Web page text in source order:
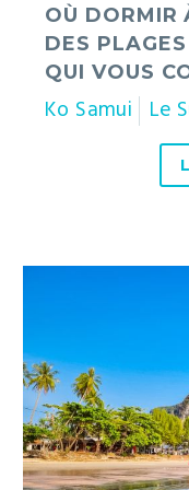
qui
vous
correspond
OÙ DORMIR
DES
QUI VOUS
Ko Samui Le
Krabi
?
Les
incontournables,
îles